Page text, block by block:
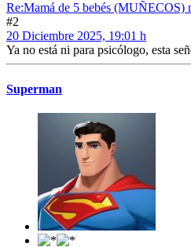
Re:Mamá de 5 bebés (MUÑECOS)
#2
20 Diciembre 2025, 19:01 h
Ya no está ni para psicólogo, esta
Superman